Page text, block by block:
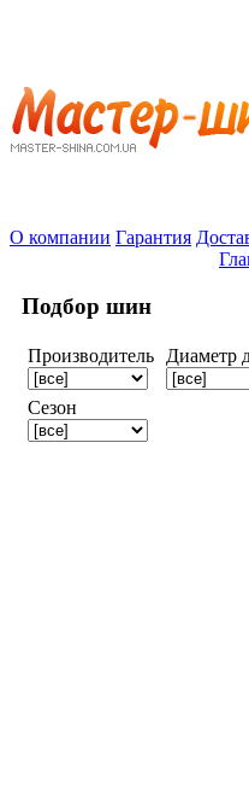
О компании Гарантия
Подбор шин
Производитель Диаметр
Сезон